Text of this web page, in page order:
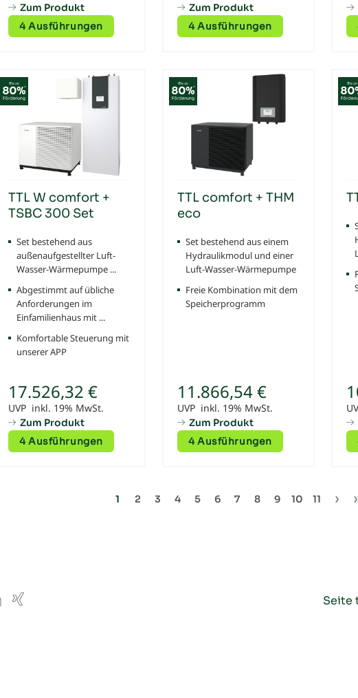
Zum Produkt
4 Ausführungen
Zum Produkt
4 Ausführungen
TTL W comfort +
TSBC 300 Set
Set bestehend aus
außenaufgestellter Luft-
Wasser-Wärmepumpe ...
Abgestimmt auf übliche
Anforderungen im
Einfamilienhaus mit ...
Komfortable Steuerung mit
unserer APP
17.526,32 €
UVP inkl. 19% MwSt.
Zum Produkt
4 Ausführungen
TTL comfort + THM
eco
Set bestehend aus einem
Hydraulikmodul und einer
Luft-Wasser-Wärmepumpe
Freie Kombination mit dem
Speicherprogramm
11.866,54 €
UVP inkl. 19% MwSt.
Zum Produkt
4 Ausführungen
1 2 3 4 5 6 7 8 9 10 11
Xing Seite